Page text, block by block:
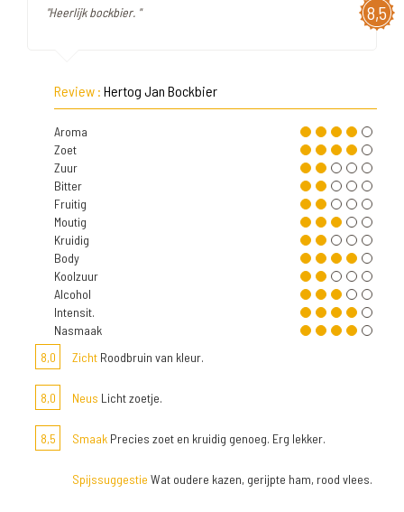
8,5
"Heerlijk bockbier. "
Review : Hertog Jan Bockbier
Aroma
Zoet
Zuur
Bitter
Fruitig
Moutig
Kruidig
Body
Koolzuur
Alcohol
Intensit.
Nasmaak
8,0
Zicht Roodbruin van kleur.
8,0 Neus Licht zoetje.
8,5 Smaak Precies zoet en kruidig genoeg. Erg lekker.
Spijssuggestie Wat oudere kazen, gerijpte ham, rood vlees.